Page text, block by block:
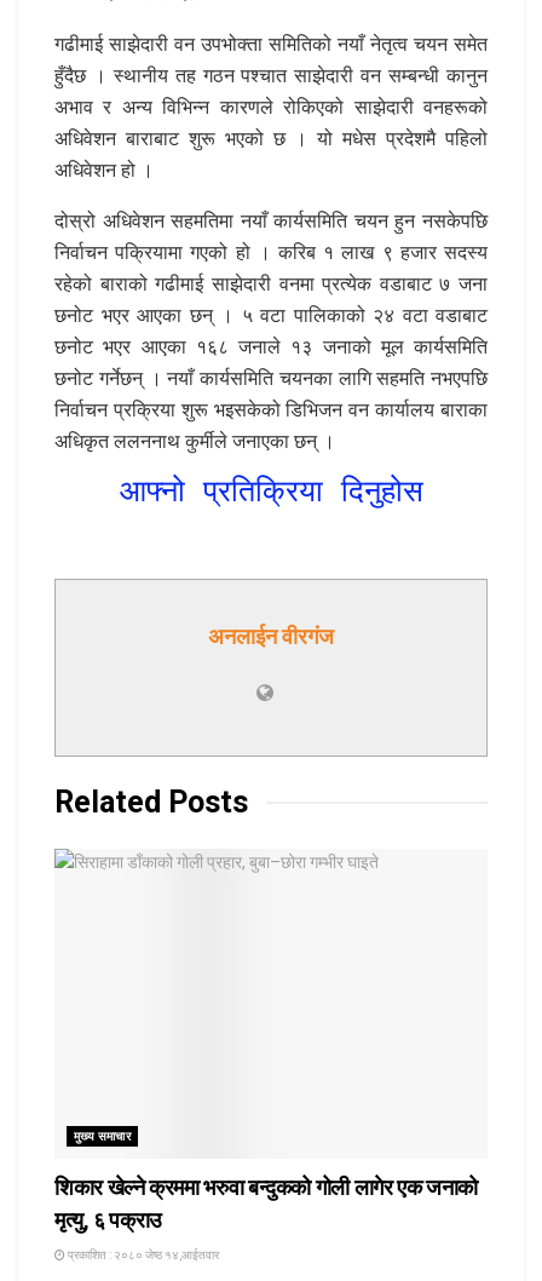
गढीमाई साझेदारी वन उपभोक्ता समितिको नयाँ नेतृत्व चयन समेत
हुँदैछ । स्थानीय तह गठन पश्चात साझेदारी वन सम्बन्धी कानुन
अभाव र अन्य विभिन्न कारणले रोकिएको साझेदारी वनहरूको
अधिवेशन बाराबाट शुरू भएको छ । यो मधेस प्रदेशमै पहिलो
अधिवेशन हो ।
दोस्रो अधिवेशन सहमतिमा नयाँ कार्यसमिति चयन हुन नसकेपछि
निर्वाचन पक्रियामा गएको हो । करिब १ लाख ९ हजार सदस्य
रहेको बाराको गढीमाई साझेदारी वनमा प्रत्येक वडाबाट ७ जना
छनोट भएर आएका छन् । ५ वटा पालिकाको २४ वटा वडाबाट
छनोट भएर आएका १६८ जनाले १३ जनाको मूल कार्यसमिति
छनोट गर्नेछन् । नयाँ कार्यसमिति चयनका लागि सहमति नभएपछि
निर्वाचन प्रक्रिया शुरू भइसकेको डिभिजन वन कार्यालय बाराका
अधिकृत ललननाथ कुर्मीले जनाएका छन् ।
आफ्नो प्रतिक्रिया दिनुहोस
अनलाईन वीरगंज
Related Posts
मुख्य समाचार
शिकार खेल्ने क्रममा भरुवा बन्दुकको गोली लागेर एक जनाको
मृत्यु, ६ पक्राउ
प्रकाशित : २०८० जेष्ठ १४,आईतवार